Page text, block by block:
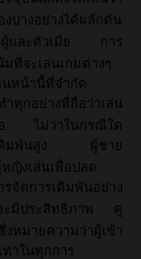
งบางอย่างได้ผลักดัน
และตัวเมีย
การ
ที่จะเล่นเกมต่างๆ
นหน้านี้ที่จำกัด
ำทุกอย่างที่ถือว่าเล่น
ไม่ว่าในกรณีใด
มพันสูง
ผู้ชาย
ญิงเล่นเพื่อปลด
รจัดการเดิมพันอย่าง
มีประสิทธิภาพ
คู่
งหมายความว่าผู้เข้า
าในทุกการ